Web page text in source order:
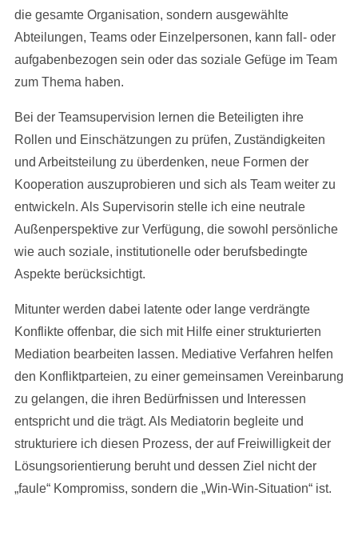
die gesamte Organisation, sondern ausgewählte
Abteilungen, Teams oder Einzelpersonen, kann fall- oder
aufgabenbezogen sein oder das soziale Gefüge im Team
zum Thema haben.
Bei der Teamsupervision lernen die Beteiligten ihre
Rollen und Einschätzungen zu prüfen, Zuständigkeiten
und Arbeitsteilung zu überdenken, neue Formen der
Kooperation auszuprobieren und sich als Team weiter zu
entwickeln. Als Supervisorin stelle ich eine neutrale
Außenperspektive zur Verfügung, die sowohl persönliche
wie auch soziale, institutionelle oder berufsbedingte
Aspekte berücksichtigt.
Mitunter werden dabei latente oder lange verdrängte
Konflikte offenbar, die sich mit Hilfe einer strukturierten
Mediation bearbeiten lassen. Mediative Verfahren helfen
den Konfliktparteien, zu einer gemeinsamen Vereinbarung
zu gelangen, die ihren Bedürfnissen und Interessen
entspricht und die trägt. Als Mediatorin begleite und
strukturiere ich diesen Prozess, der auf Freiwilligkeit der
Lösungsorientierung beruht und dessen Ziel nicht der
„faule“ Kompromiss, sondern die „Win-Win-Situation“ ist.